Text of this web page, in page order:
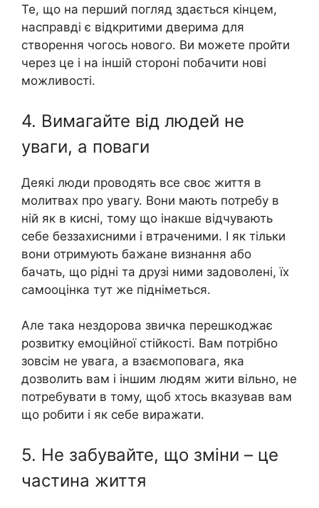
Те, що на перший погляд здається кінцем,
насправді є відкритими дверима для
створення чогось нового. Ви можете пройти
через це і на іншій стороні побачити нові
можливості.
4. Вимагайте від людей не
уваги, а поваги
Деякі люди проводять все своє життя в
молитвах про увагу. Вони мають потребу в
ній як в кисні, тому що інакше відчувають
себе беззахисними і втраченими. І як тільки
вони отримують бажане визнання або
бачать, що рідні та друзі ними задоволені, їх
самооцінка тут же підніметься.
Але така нездорова звичка перешкоджає
розвитку емоційної стійкості. Вам потрібно
зовсім не увага, а взаємоповага, яка
дозволить вам і іншим людям жити вільно, не
потребувати в тому, щоб хтось вказував вам
що робити і як себе виражати.
5. Не забувайте, що зміни – це
частина життя